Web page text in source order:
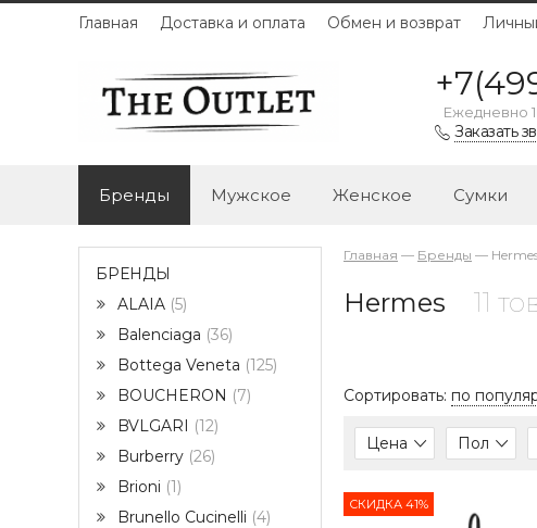
Главная Доставка и оплата Обмен и возврат
Ежедневно
Заказать
Бренды Мужское Женское Сумки
Главная — Бренды —
Hermes 11
Сортировать: по
Цена Пол
СКИДКА 41%
БРЕНДЫ
ALAIA 5
Balenciaga 36
Bottega Veneta 125
BOUCHERON
7
BVLGARI
12
Burberry 26
Brioni 1
Brunello Cucinelli 4